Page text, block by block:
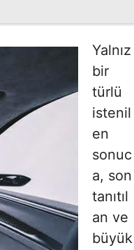
Yalnız
bir
türlü
istenil
en
sonuc
a, son
tanıtıl
an ve
büyük